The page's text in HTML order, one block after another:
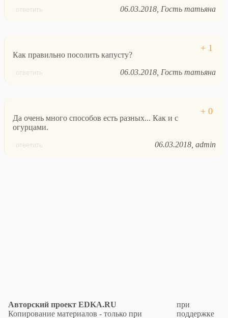
ответить 06.03.2018 Гость татьяна
Как правильно посолить капусту?
ответить 06.03.2018 Гость татьяна
Да очень много способов есть разных... Как и с
огурцами.
ответить 06.03.2018 admin
Авторский проект EDKA.RU
Копирование материалов - только при
при
поддержке